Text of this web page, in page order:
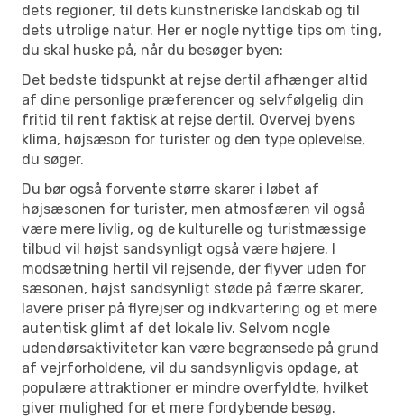
dets regioner, til dets kunstneriske landskab og til
dets utrolige natur. Her er nogle nyttige tips om ting,
du skal huske på, når du besøger byen:
Det bedste tidspunkt at rejse dertil afhænger altid
af dine personlige præferencer og selvfølgelig din
fritid til rent faktisk at rejse dertil. Overvej byens
klima, højsæson for turister og den type oplevelse,
du søger.
Du bør også forvente større skarer i løbet af
højsæsonen for turister, men atmosfæren vil også
være mere livlig, og de kulturelle og turistmæssige
tilbud vil højst sandsynligt også være højere. I
modsætning hertil vil rejsende, der flyver uden for
sæsonen, højst sandsynligt støde på færre skarer,
lavere priser på flyrejser og indkvartering og et mere
autentisk glimt af det lokale liv. Selvom nogle
udendørsaktiviteter kan være begrænsede på grund
af vejrforholdene, vil du sandsynligvis opdage, at
populære attraktioner er mindre overfyldte, hvilket
giver mulighed for et mere fordybende besøg.